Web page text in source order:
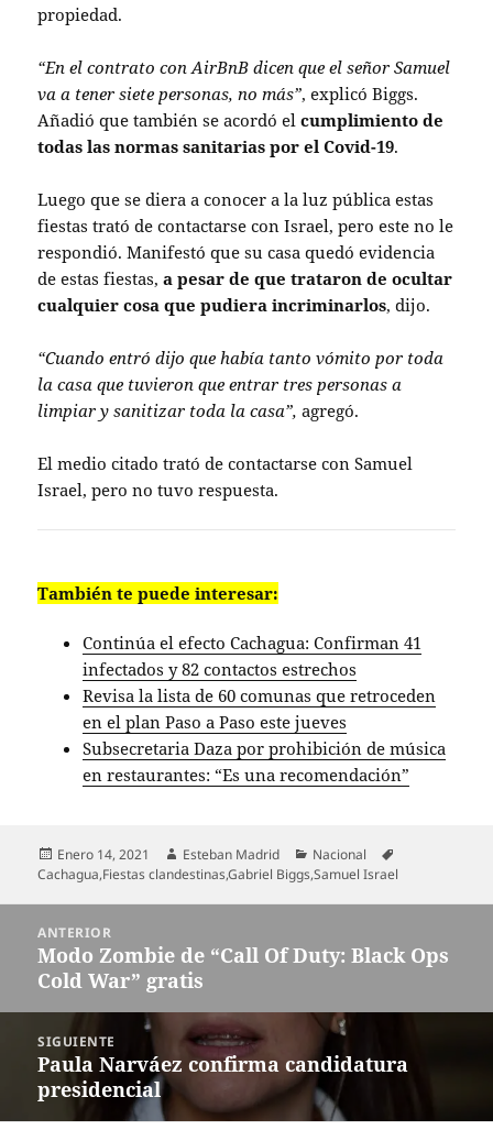
propiedad.
“En el contrato con AirBnB dicen que el señor Samuel
va a tener siete personas, no más”, explicó Biggs.
Añadió que también se acordó elcumplimiento de
todas las normas sanitarias por el Covid-19.
Luego que se diera a conocer a la luz pública estas
fiestas trató de contactarse con Israel, pero este no le
respondió. Manifestó que su casa quedó evidencia
de estas fiestas, a pesar de que trataron de ocultar
cualquier cosa que pudiera incriminarlos, dijo.
“Cuando entró dijo que había tanto vómito por toda
la casa que tuvieron que entrar tres personas a
limpiar y sanitizar toda la casa”, agregó.
El medio citado trató de contactarse con Samuel
Israel, pero no tuvo respuesta.
También te puede interesar:
Continúa el efecto Cachagua: Confirman 41
infectados y 82 contactos estrechos
Revisa la lista de 60 comunas que retroceden
en el plan Paso a Paso este jueves
Subsecretaria Daza por prohibición de música
en restaurantes: “Es una recomendación”
Publicado
el
Enero 14, 2021 Autor
Esteban Madrid Categorías
Nacional
Cachagua,Fiestas clandestinas,Gabriel Biggs,Samuel Israel
entradas
ANTERIOR
Entrada
anterior:
Modo Zombie de “Call Of Duty: Black Ops
Cold War” gratis
SIGUIENTE
Entrada
siguiente:
Paula Narváez confirma candidatura
presidencial